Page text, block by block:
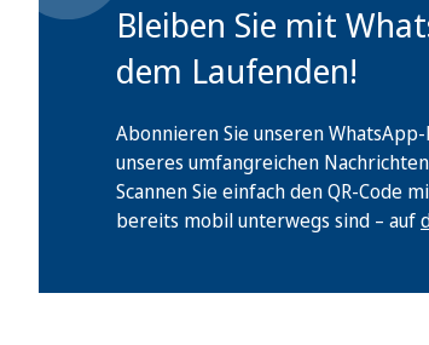
Bleiben Sie mit
dem Laufenden!
Abonnieren Sie unseren
unseres umfangreichen
Scannen Sie einfach den QR-Code
bereits mobil unterwegs sind – auf